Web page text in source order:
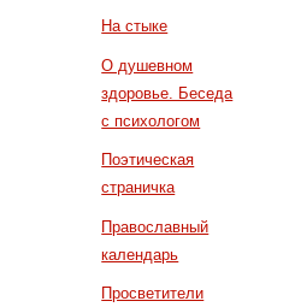
На стыке
О душевном
здоровье. Беседа
с психологом
Поэтическая
страничка
Православный
календарь
Просветители